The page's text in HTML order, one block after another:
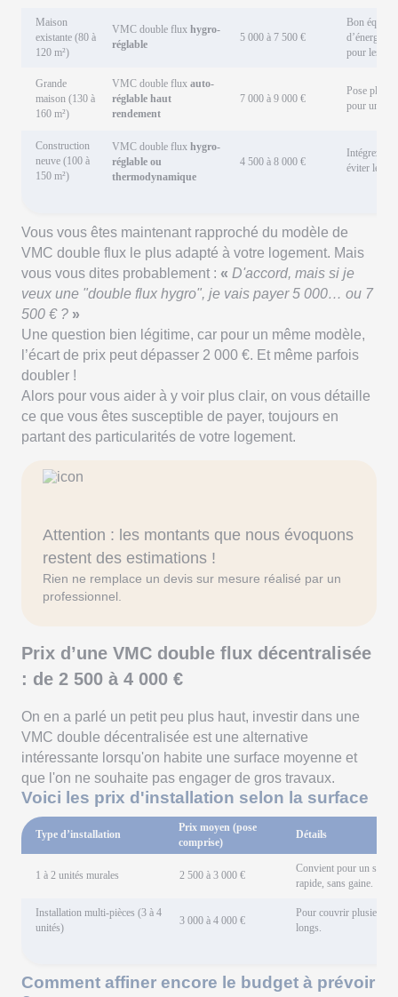
Maison
existante (80 à
120 m²)
VMC double flux hygro-
réglable
5 000 à 7 500 €
Bon
d’énergie.
pour les
Grande
maison (130 à
160 m²)
VMC double flux auto-
réglable haut
rendement
7 000 à 9 000 €
Pose plus
pour un
Construction
neuve (100 à
150 m²)
VMC double flux hygro-
réglable ou
thermodynamique
4 500 à 8 000 €
Intégrez-la
éviter les
Vous vous êtes maintenant rapproché du modèle de
VMC double flux le plus adapté à votre logement. Mais
vous vous dites probablement : « D'accord, mais si je
veux une "double flux hygro", je vais payer 5 000… ou 7
500 € ? »
Une question bien légitime, car pour un même modèle,
l’écart de prix peut dépasser 2 000 €. Et même parfois
doubler !
Alors pour vous aider à y voir plus clair, on vous détaille
ce que vous êtes susceptible de payer, toujours en
partant des particularités de votre logement.
Attention : les montants que nous évoquons
restent des estimations !
Rien ne remplace un devis sur mesure réalisé par un
professionnel.
Prix d’une VMC double flux décentralisée
: de 2 500 à 4 000 €
On en a parlé un petit peu plus haut, investir dans une
VMC double décentralisée est une alternative
intéressante lorsqu'on habite une surface moyenne et
que l'on ne souhaite pas engager de gros travaux.
Voici les prix d'installation selon la surface
Type d’installation
Prix moyen (pose
comprise)
Détails
1 à 2 unités murales 2 500 à 3 000 €
Convient pour un
rapide, sans gaine.
Installation multi-pièces (3 à 4
unités)
3 000 à 4 000 €
Pour couvrir plusieurs
longs.
Comment affiner encore le budget à prévoir